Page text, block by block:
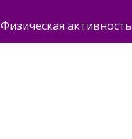
Физическая активность